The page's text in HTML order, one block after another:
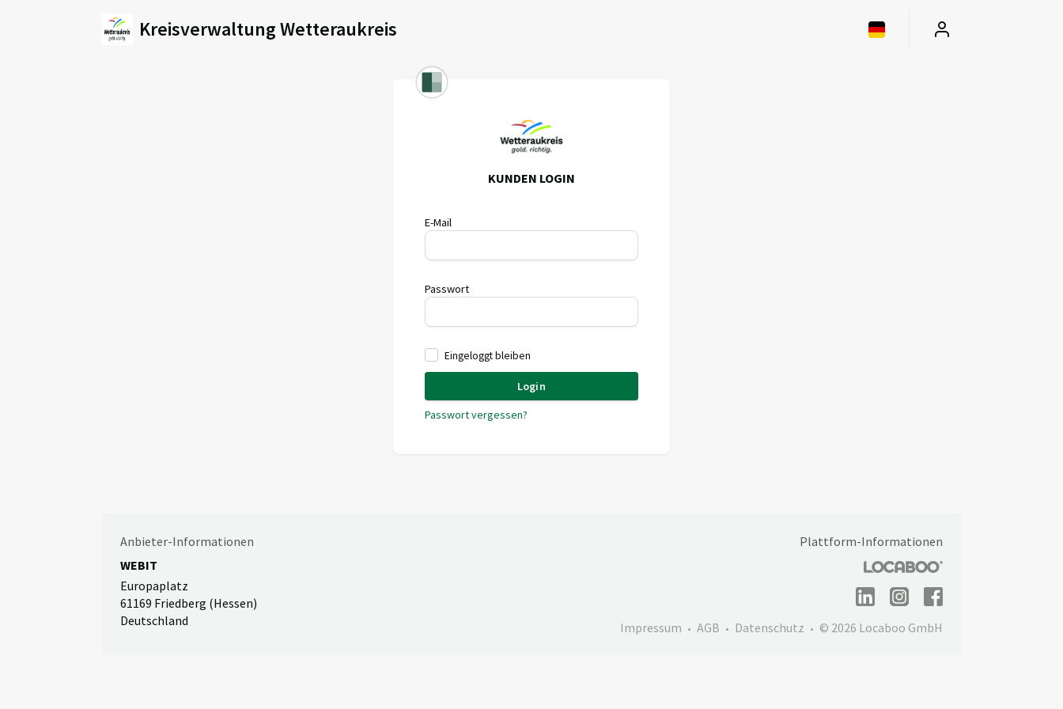
Kreisverwaltung Wetteraukreis
KUNDEN LOGIN
E-Mail
Passwort
Eingeloggt bleiben
Login
Passwort vergessen?
Anbieter-Informationen
WEBIT
Europaplatz
61169 Friedberg (Hessen)
Deutschland
Plattform-Informationen
Impressum AGB Datenschutz © 2026 Locaboo GmbH